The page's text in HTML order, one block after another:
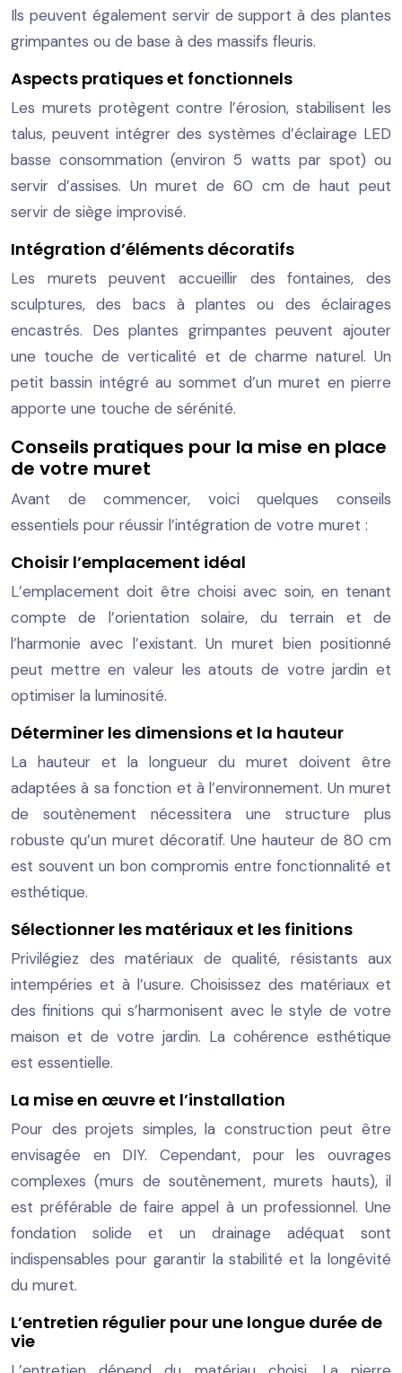
Ils peuvent également servir de support à des plantes
grimpantes ou de base à des massifs fleuris.
Aspects pratiques et fonctionnels
Les murets protègent contre l’érosion, stabilisent les
talus, peuvent intégrer des systèmes d’éclairage LED
basse consommation (environ 5 watts par spot) ou
servir d’assises. Un muret de 60 cm de haut peut
servir de siège improvisé.
Intégration d’éléments décoratifs
Les murets peuvent accueillir des fontaines, des
sculptures, des bacs à plantes ou des éclairages
encastrés. Des plantes grimpantes peuvent ajouter
une touche de verticalité et de charme naturel. Un
petit bassin intégré au sommet d’un muret en pierre
apporte une touche de sérénité.
Conseils pratiques pour la mise en place
de votre muret
Avant de commencer, voici quelques conseils
essentiels pour réussir l’intégration de votre muret :
Choisir l’emplacement idéal
L’emplacement doit être choisi avec soin, en tenant
compte de l’orientation solaire, du terrain et de
l’harmonie avec l’existant. Un muret bien positionné
peut mettre en valeur les atouts de votre jardin et
optimiser la luminosité.
Déterminer les dimensions et la hauteur
La hauteur et la longueur du muret doivent être
adaptées à sa fonction et à l’environnement. Un muret
de soutènement nécessitera une structure plus
robuste qu’un muret décoratif. Une hauteur de 80 cm
est souvent un bon compromis entre fonctionnalité et
esthétique.
Sélectionner les matériaux et les finitions
Privilégiez des matériaux de qualité, résistants aux
intempéries et à l’usure. Choisissez des matériaux et
des finitions qui s’harmonisent avec le style de votre
maison et de votre jardin. La cohérence esthétique
est essentielle.
La mise en œuvre et l’installation
Pour des projets simples, la construction peut être
envisagée en DIY. Cependant, pour les ouvrages
complexes (murs de soutènement, murets hauts), il
est préférable de faire appel à un professionnel. Une
fondation solide et un drainage adéquat sont
indispensables pour garantir la stabilité et la longévité
du muret.
L’entretien régulier pour une longue durée de
vie